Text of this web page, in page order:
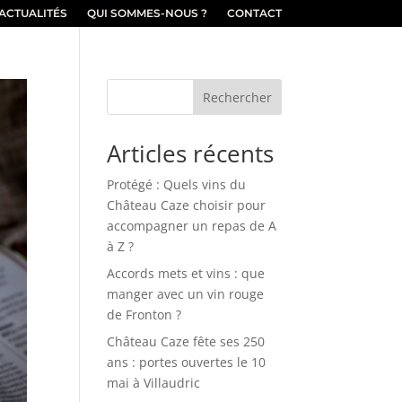
QUI SOMMES-NOUS ? CONTACT
Rechercher
Articles récents
Protégé : Quels vins du
Château Caze choisir pour
accompagner un repas de A
à Z ?
Accords mets et vins : que
manger avec un vin rouge
de Fronton ?
Château Caze fête ses 250
ans : portes ouvertes le 10
mai à Villaudric